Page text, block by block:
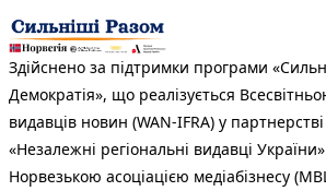
Здійснено за підтримки програми
Демократія», що реалізується
видавців новин (WAN-IFRA) у
«Незалежні регіональні видавці
Норвезькою асоціацією медіабізнесу